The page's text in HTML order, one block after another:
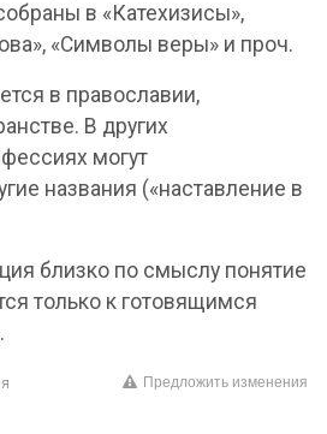
в «Катехизисы»,
«Символы веры» и проч.
в православии,
В других
могут
названия («наставление в
близко по смыслу понятие
только к готовящимся
Предложить изменения